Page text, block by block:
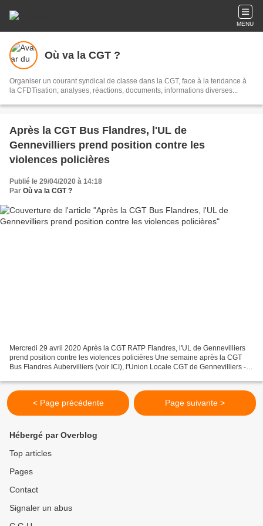
MENU
Où va la CGT ?
Organiser un courant syndical de classe dans la CGT, face à la tendance à
la CFDTisation; analyses, réactions, documents, informations diverses...
Après la CGT Bus Flandres, l'UL de
Gennevilliers prend position contre les
violences policières
Publié le 29/04/2020 à 14:18
Par Où va la CGT ?
Mercredi 29 avril 2020 Après la CGT RATP Flandres, l'UL de Gennevilliers
prend position contre les violences policières Une semaine après la CGT
Bus Flandres Aubervilliers (voir ICI), l'Union Locale CGT de Gennevilliers -
< Page précédente Page suivante >
Hébergé par Overblog
Top articles
Pages
Contact
Signaler un abus